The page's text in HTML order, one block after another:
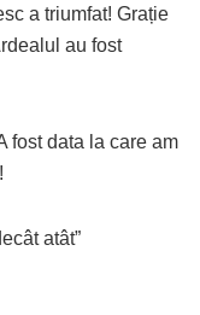
a triumfat! Grație
au fost
fost data la care am
atât”